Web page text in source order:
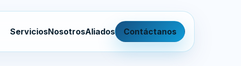
ServiciosNosotrosAliados Contáctanos